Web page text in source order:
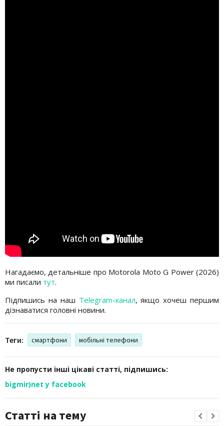
Нагадаємо, детальніше про Motorola Moto G Power (2026)
ми писали тут.
Підпишись на наш Telegram-канал, якщо хочеш першим
дізнаватися головні новини.
Теги: смартфони мобільні телефони
Не пропусти інші цікаві статті, підпишись:
bigmir)net у facebook
Статті на тему